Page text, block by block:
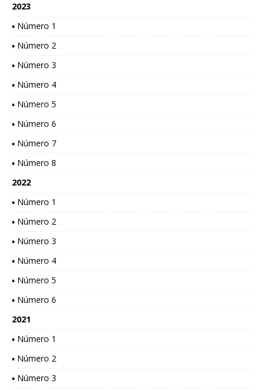
2023
▪ Número 1
▪ Número 2
▪ Número 3
▪ Número 4
▪ Número 5
▪ Número 6
▪ Número 7
▪ Número 8
2022
▪ Número 1
▪ Número 2
▪ Número 3
▪ Número 4
▪ Número 5
▪ Número 6
2021
▪ Número 1
▪ Número 2
▪ Número 3